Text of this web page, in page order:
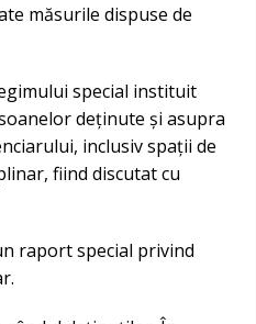
măsurile dispuse de
special instituit
deținute și asupra
inclusiv spații de
fiind discutat cu
raport special privind